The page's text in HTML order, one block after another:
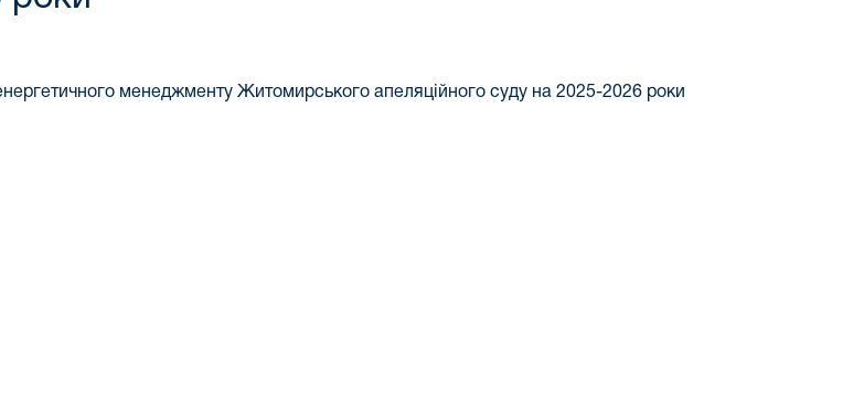
менеджменту Житомирського апеляційного суду на 2025-2026 роки